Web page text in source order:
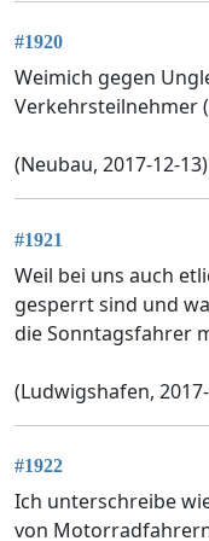
#1920
Weimich gegen
Verkehrsteilnehmer
(Neubau, 2017-12-13)
#1921
Weil bei uns auch
gesperrt sind und
die Sonntagsfahrer
(Ludwigshafen,
#1922
Ich unterschreibe
von